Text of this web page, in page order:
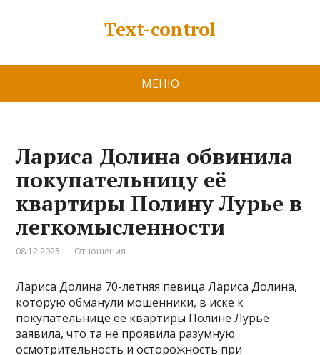
Text-control
МЕНЮ
Лариса Долина обвинила
покупательницу её
квартиры Полину Лурье в
легкомысленности
08.12.2025 Отношения
Лариса Долина 70-летняя певица Лариса Долина,
которую обманули мошенники, в иске к
покупательнице её квартиры Полине Лурье
заявила, что та не проявила разумную
осмотрительность и осторожность при